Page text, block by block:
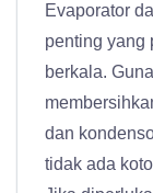
Evaporator
penting yang
berkala.
dan
tidak ada